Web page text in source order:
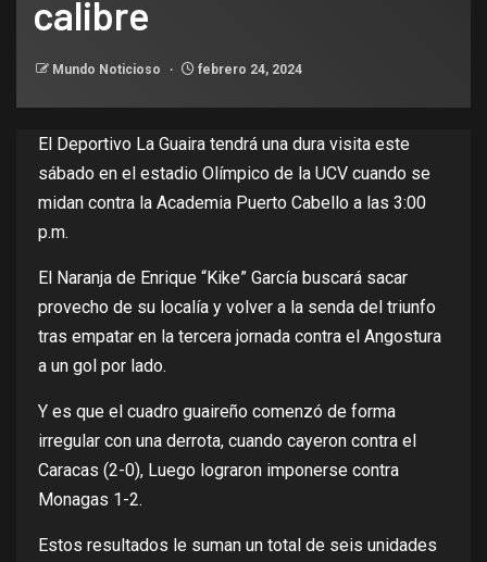
calibre
Mundo Noticioso febrero 24, 2024
El Deportivo La Guaira tendrá una dura visita este
sábado en el estadio Olímpico de la UCV cuando se
midan contra la Academia Puerto Cabello a las 3:00
p.m.
El Naranja de Enrique “Kike” García buscará sacar
provecho de su localía y volver a la senda del triunfo
tras empatar en la tercera jornada contra el Angostura
a un gol por lado.
Y es que el cuadro guaireño comenzó de forma
irregular con una derrota, cuando cayeron contra el
Caracas (2-0), Luego lograron imponerse contra
Monagas 1-2.
Estos resultados le suman un total de seis unidades